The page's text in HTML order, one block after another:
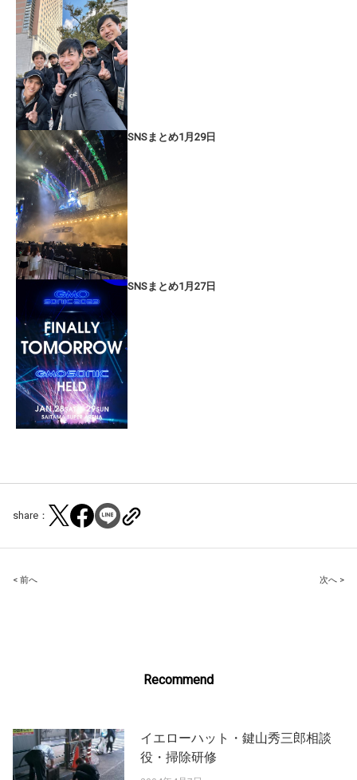
SNSまとめ1月29日
SNSまとめ1月27日
share：
Post
< 前へ 次へ >
Recommend
イエローハット・鍵山秀三郎相談
役・掃除研修